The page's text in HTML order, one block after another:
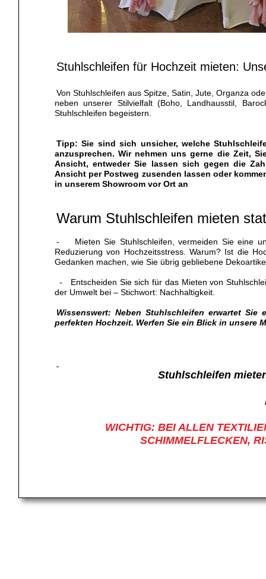
Stuhlschleifen für Hochzeit mieten:
Von Stuhlschleifen aus Spitze, Satin, Jute, Organza
neben unserer Stilvielfalt (Boho, Landhausstil,
Stuhlschleifen begeistern.
Tipp: Sie sind sich unsicher, welche
anzusprechen. Wir nehmen uns gerne die Zeit,
Ansicht, entweder Sie lassen sich gegen die
Ansicht per Postweg zusenden lassen oder
in unserem Showroom vor Ort an
Warum Stuhlschleifen mieten
- Mieten Sie Stuhlschleifen, vermeiden Sie eine
Reduzierung von Hochzeitsstress. Warum? Ist die
Gedanken machen, wie Sie übrig gebliebene
- Entscheiden Sie sich für das Mieten von
der Umwelt bei – Stichwort: Nachhaltigkeit.
Wissenswert: Neben Stuhlschleifen erwartet
perfekten Hochzeit. Werfen Sie ein Blick in unsere
Stuhlschleifen
WICHTIG: BEI ALLEN
SCHIMMELFLECKEN,